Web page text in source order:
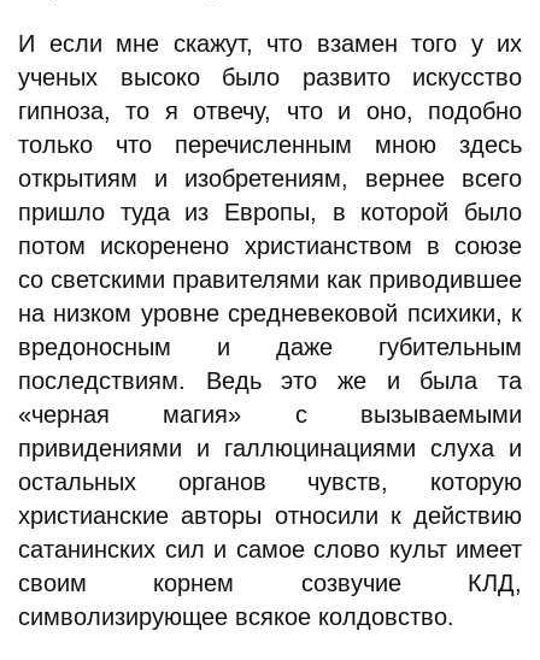
И если мне скажут, что взамен того у их
ученых высоко было развито искусство
гипноза, то я отвечу, что и оно, подобно
только что перечисленным мною здесь
открытиям и изобретениям, вернее всего
пришло туда из Европы, в которой было
потом искоренено христианством в союзе
со светскими правителями как приводившее
на низком уровне средневековой психики, к
вредоносным и даже губительным
последствиям. Ведь это же и была та
«черная магия» с вызываемыми
привидениями и галлюцинациями слуха и
остальных органов чувств, которую
христианские авторы относили к действию
сатанинских сил и самое слово культ имеет
своим корнем созвучие КЛД,
символизирующее всякое колдовство.